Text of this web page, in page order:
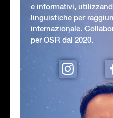
e informativi,
linguistiche per
internazionale.
per OSR dal 2020.